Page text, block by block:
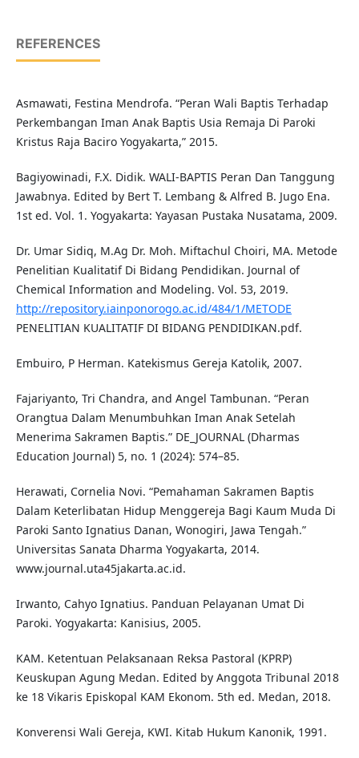
REFERENCES
Asmawati, Festina Mendrofa. “Peran Wali Baptis Terhadap
Perkembangan Iman Anak Baptis Usia Remaja Di Paroki
Kristus Raja Baciro Yogyakarta,” 2015.
Bagiyowinadi, F.X. Didik. WALI-BAPTIS Peran Dan Tanggung
Jawabnya. Edited by Bert T. Lembang & Alfred B. Jugo Ena.
1st ed. Vol. 1. Yogyakarta: Yayasan Pustaka Nusatama, 2009.
Dr. Umar Sidiq, M.Ag Dr. Moh. Miftachul Choiri, MA. Metode
Penelitian Kualitatif Di Bidang Pendidikan. Journal of
Chemical Information and Modeling. Vol. 53, 2019.
http://repository.iainponorogo.ac.id/484/1/METODE
PENELITIAN KUALITATIF DI BIDANG PENDIDIKAN.pdf.
Embuiro, P Herman. Katekismus Gereja Katolik, 2007.
Fajariyanto, Tri Chandra, and Angel Tambunan. “Peran
Orangtua Dalam Menumbuhkan Iman Anak Setelah
Menerima Sakramen Baptis.” DE_JOURNAL (Dharmas
Education Journal) 5, no. 1 (2024): 574–85.
Herawati, Cornelia Novi. “Pemahaman Sakramen Baptis
Dalam Keterlibatan Hidup Menggereja Bagi Kaum Muda Di
Paroki Santo Ignatius Danan, Wonogiri, Jawa Tengah.”
Universitas Sanata Dharma Yogyakarta, 2014.
www.journal.uta45jakarta.ac.id.
Irwanto, Cahyo Ignatius. Panduan Pelayanan Umat Di
Paroki. Yogyakarta: Kanisius, 2005.
KAM. Ketentuan Pelaksanaan Reksa Pastoral (KPRP)
Keuskupan Agung Medan. Edited by Anggota Tribunal 2018
ke 18 Vikaris Episkopal KAM Ekonom. 5th ed. Medan, 2018.
Konverensi Wali Gereja, KWI. Kitab Hukum Kanonik, 1991.